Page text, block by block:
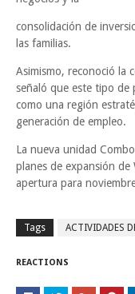
consolidación de
las familias.
Asimismo, reconoció la
señaló que este tipo de
como una región
generación de empleo.
La nueva unidad
planes de expansión de
apertura para
Tags ACTIVIDADES
REACTIONS